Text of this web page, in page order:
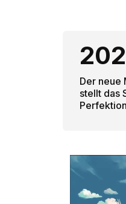
Der neue
stellt das